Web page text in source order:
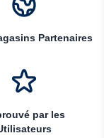
Partenaires
par les